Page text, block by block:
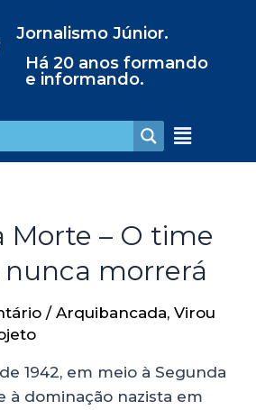
Jornalismo Júnior.
Há 20 anos formando
e informando.
Morte – O time
morrerá
/ Arquibancada, Virou
1942, em meio à Segunda
à dominação nazista em